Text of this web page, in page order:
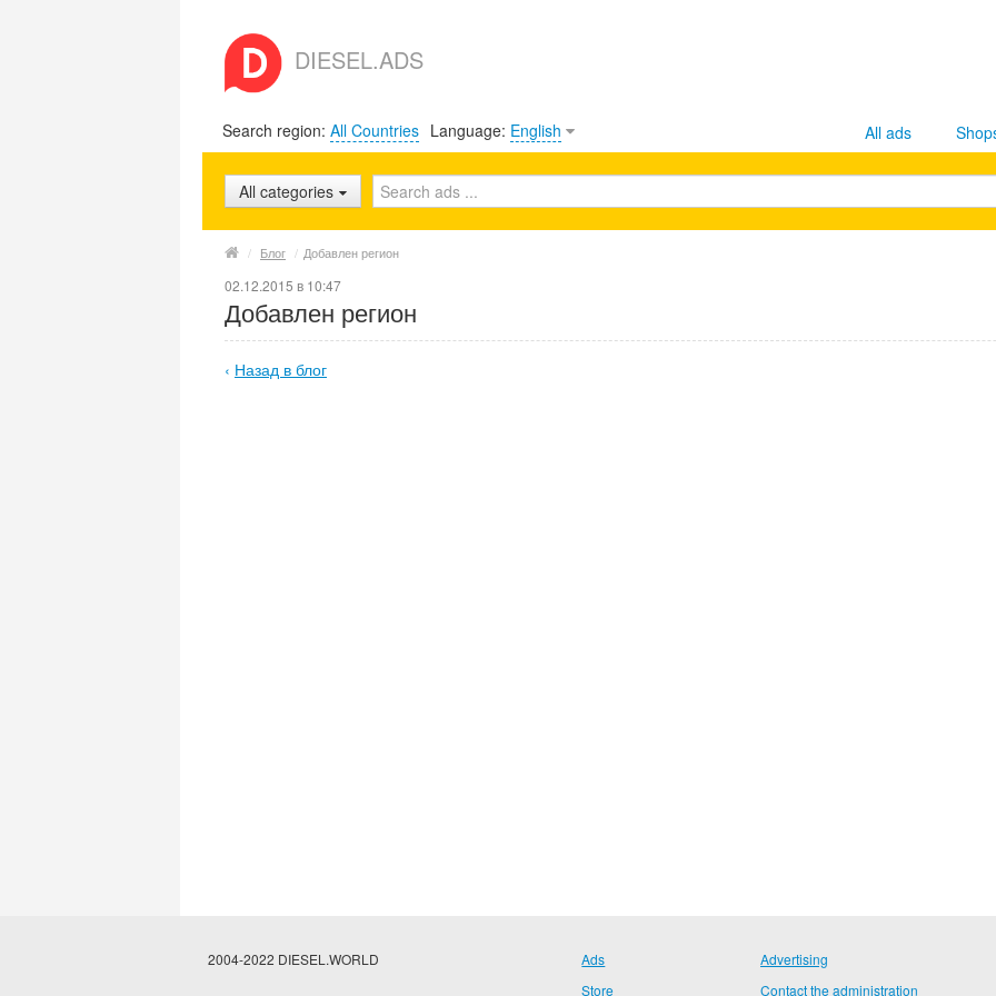
DIESEL.ADS
Search region: All Countries Language: English All ads
All categories
/ Блог / Добавлен регион
02.12.2015 в 10:47
Добавлен регион
‹ Назад в блог
2004-2022 DIESEL.WORLD
Ads
Store
Advertising
Contact the administration